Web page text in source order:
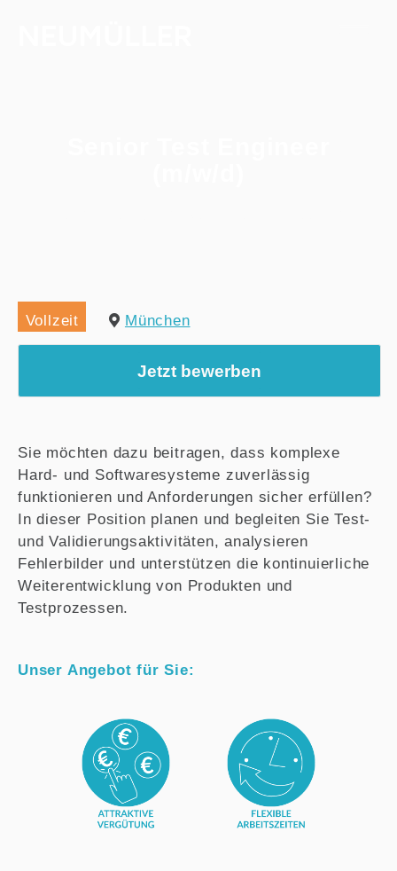
Vollzeit München
Jetzt bewerben
Sie möchten dazu beitragen, dass komplexe
Hard- und Softwaresysteme zuverlässig
funktionieren und Anforderungen sicher erfüllen?
In dieser Position planen und begleiten Sie Test-
und Validierungsaktivitäten, analysieren
Fehlerbilder und unterstützen die kontinuierliche
Weiterentwicklung von Produkten und
Testprozessen.
Unser Angebot für Sie: